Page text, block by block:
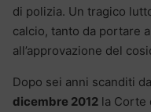
di polizia. Un tragico
calcio, tanto da portare
all’approvazione del
Dopo sei anni scanditi
dicembre 2012 la Corte